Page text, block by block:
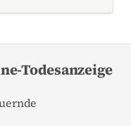
Todesanzeige